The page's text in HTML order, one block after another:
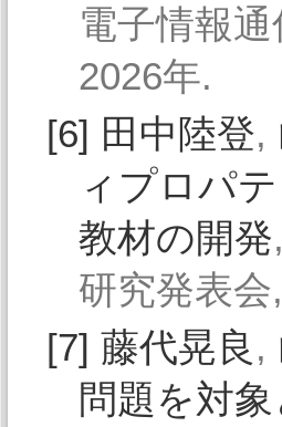
電子情報
2026年.
[6] 田中陸登,
ィプロパ
教材の開発
研究発表会
[7] 藤代晃良 ,
問題を対